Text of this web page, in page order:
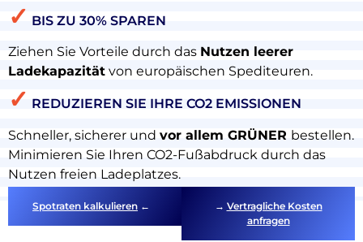
✓ BIS ZU 30% SPAREN
Ziehen Sie Vorteile durch das Nutzen leerer
Ladekapazität von europäischen Spediteuren.
✓ REDUZIEREN SIE IHRE CO2 EMISSIONEN
Schneller, sicherer und vor allem GRÜNER bestellen.
Minimieren Sie Ihren CO2-Fußabdruck durch das
Nutzen freien Ladeplatzes.
Spotraten kalkulieren ← → Vertragliche Kosten
anfragen